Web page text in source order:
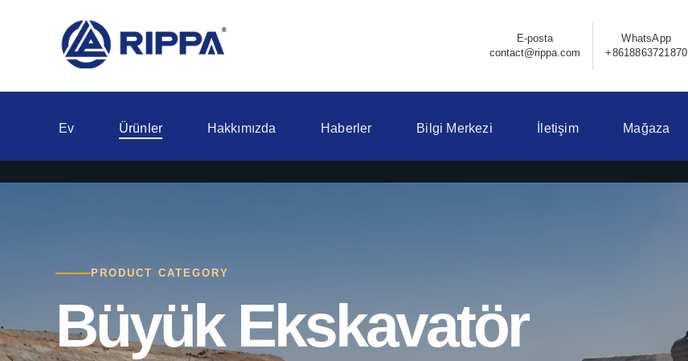
E-posta
contact@rippa.com
WhatsApp
+8618863721870
Ev Ürünler Hakkımızda Haberler Bilgi Merkezi İletişim Mağaza
PRODUCT CATEGORY
Büyük Ekskavatör